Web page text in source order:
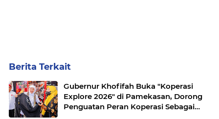
Berita Terkait
Gubernur Khofifah Buka "Koperasi
Explore 2026" di Pamekasan, Dorong
Penguatan Peran Koperasi Sebagai